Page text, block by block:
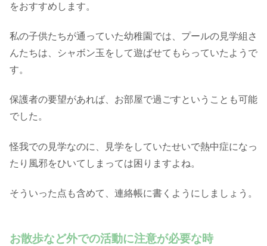
をおすすめします。
私の子供たちが通っていた幼稚園では、プールの見学組さ
んたちは、シャボン玉をして遊ばせてもらっていたようで
す。
保護者の要望があれば、お部屋で過ごすということも可能
でした。
怪我での見学なのに、見学をしていたせいで熱中症になっ
たり風邪をひいてしまっては困りますよね。
そういった点も含めて、連絡帳に書くようにしましょう。
お散歩など外での活動に注意が必要な時